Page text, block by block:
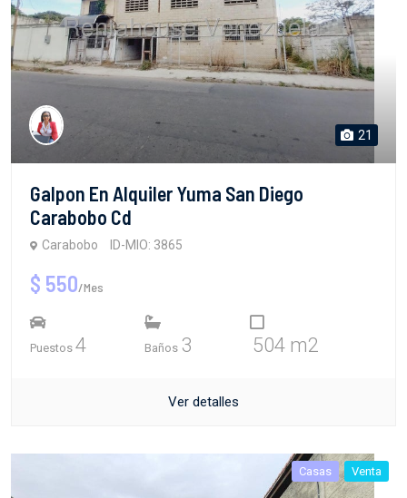
21
Galpon En Alquiler Yuma San Diego
Carabobo Cd
Carabobo ID-MIO: 3865
$ 550/Mes
Puestos 4 Baños 3 504 m2
Ver detalles
Casas Venta